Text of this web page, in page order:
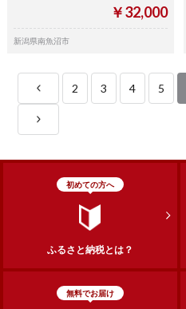
￥32,000
新潟県南魚沼市
2 3 4 5
初めての方へ
ふるさと納税とは？
無料でお届け